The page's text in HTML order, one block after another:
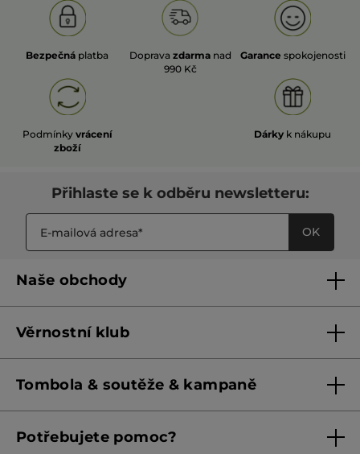
Bezpečná platba Doprava zdarma nad
990 Kč
Garance spokojenosti
Podmínky vrácení
zboží
Dárky k nákupu
Přihlaste se k odběru newsletteru:
OK
Naše obchody
Franšízing
Věrnostní klub
Pravidla věrnostního klubu od 1. 6. 2026
Tombola & soutěže & kampaně
Podmínky aktuálních nabídek
Potřebujete pomoc?